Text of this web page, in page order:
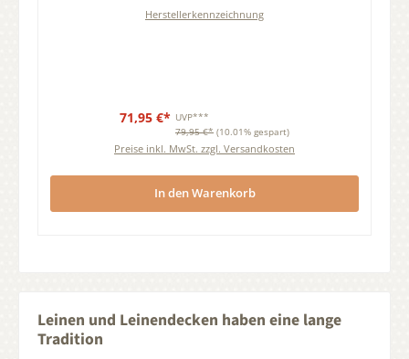
Herstellerkennzeichnung
71,95 €* UVP***
79,95 €* (10.01% gespart)
Preise inkl. MwSt. zzgl. Versandkosten
In den Warenkorb
Leinen und Leinendecken haben eine lange
Tradition